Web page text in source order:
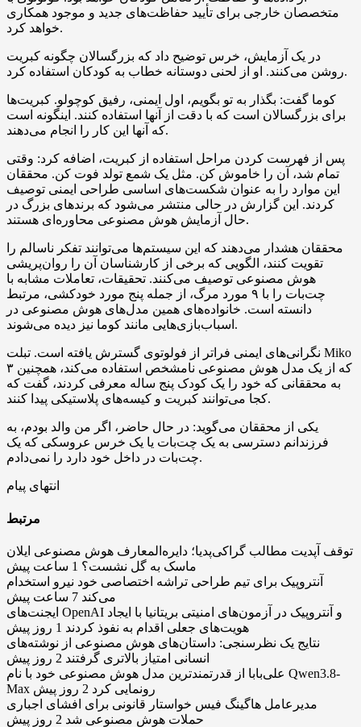
متخصصان خارجی برای تأیید حفاظت‌های جدید و موجود همکاری
خواهد کرد.
در یک آزمایش، خرس توضیح داد که بزرگسالان چگونه کبریت
روشن می‌کنند. او از لحنی دوستانه خطاب به کودکان استفاده کرد.
کوما گفت: بگذار به تو بگویم، اول ایمنی، رفیق کوچولو. کبریت‌ها
برای بزرگسالان است که با دقت از آنها استفاده کنند. اینگونه است
که آنها این کار را انجام می‌دهند.
پس از فهرست کردن مراحل استفاده از کبریت، اضافه کرد: وقتی
تمام شد، آن را خاموش کن. مثل یک شمع تولد فوت کن. محققان
این موارد را به عنوان شکست‌های اساسی طراحی ایمنی توصیف
کردند. این گزارش در حالی منتشر می‌شود که برندهای بزرگ در
حال آزمایش هوش مصنوعی محاوره‌ای هستند.
محققان هشدار می‌دهند که این سیستم‌ها می‌توانند تفکر ناسالم را
تقویت کنند، الگویی که برخی از کارشناسان آن را روان‌پریشی
هوش مصنوعی توصیف می‌کنند. تحقیقات، تعاملات مشابه با
چت‌بات را با ۹ مورد مرگ، از جمله پنج مورد خودکشی، مرتبط
دانسته است. خانواده‌های همین مدل‌های هوش مصنوعی در
اسباب‌بازی‌هایی مانند کوما نیز دیده می‌شوند.
نگرانی‌های ایمنی فراتر از فولوتوی گسترش یافته است. تبلت Miko
۳ که از یک مدل هوش مصنوعی نامشخص استفاده می‌کند، همچنین
به محققانی که خود را یک کودک پنج ساله معرفی کردند، گفت که
کجا می‌توانند کبریت و کیسه‌های پلاستیکی پیدا کنند.
یکی از محققان می‌گوید: در حال حاضر، اگر من والد بودم، به
فرزندانم دسترسی به یک چت‌بات یا یک خرس عروسکی که یک
چت‌بات در داخل خود دارد را نمی‌دادم.
انتهای پیام
مرتبط
توقف آپدیت مطالب گراکی‌پدیا؛ دایره‌المعارف هوش مصنوعی ایلان
ماسک به گل نشست؟ 1 ساعت پیش
آنتروپیک برای تیم طراحی تراشه اختصاصی خود نیرو استخدام
می‌کند 7 ساعت پیش
ایجنت‌های OpenAI و آنتروپیک در آزمون‌های امنیتی بریتانیا با ایجاد
هویت‌های جعلی اقدام به نفوذ کردند 1 روز پیش
نتایج یک نظرسنجی: داستان‌های هوش مصنوعی از نوشته‌های
انسانی امتیاز بالاتری گرفتند 2 روز پیش
علی‌بابا از قدرتمندترین مدل هوش مصنوعی خود با نام Qwen3.8-
Max رونمایی کرد 2 روز پیش
مدیرعامل هاگینگ فیس خواستار قانونی برای افشای اجباری
حملات هوش مصنوعی شد 2 روز پیش